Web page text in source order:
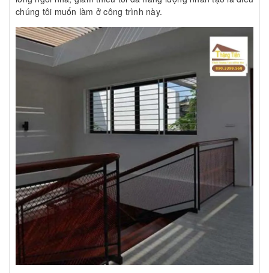
chúng tôi muốn làm ở công trình này.